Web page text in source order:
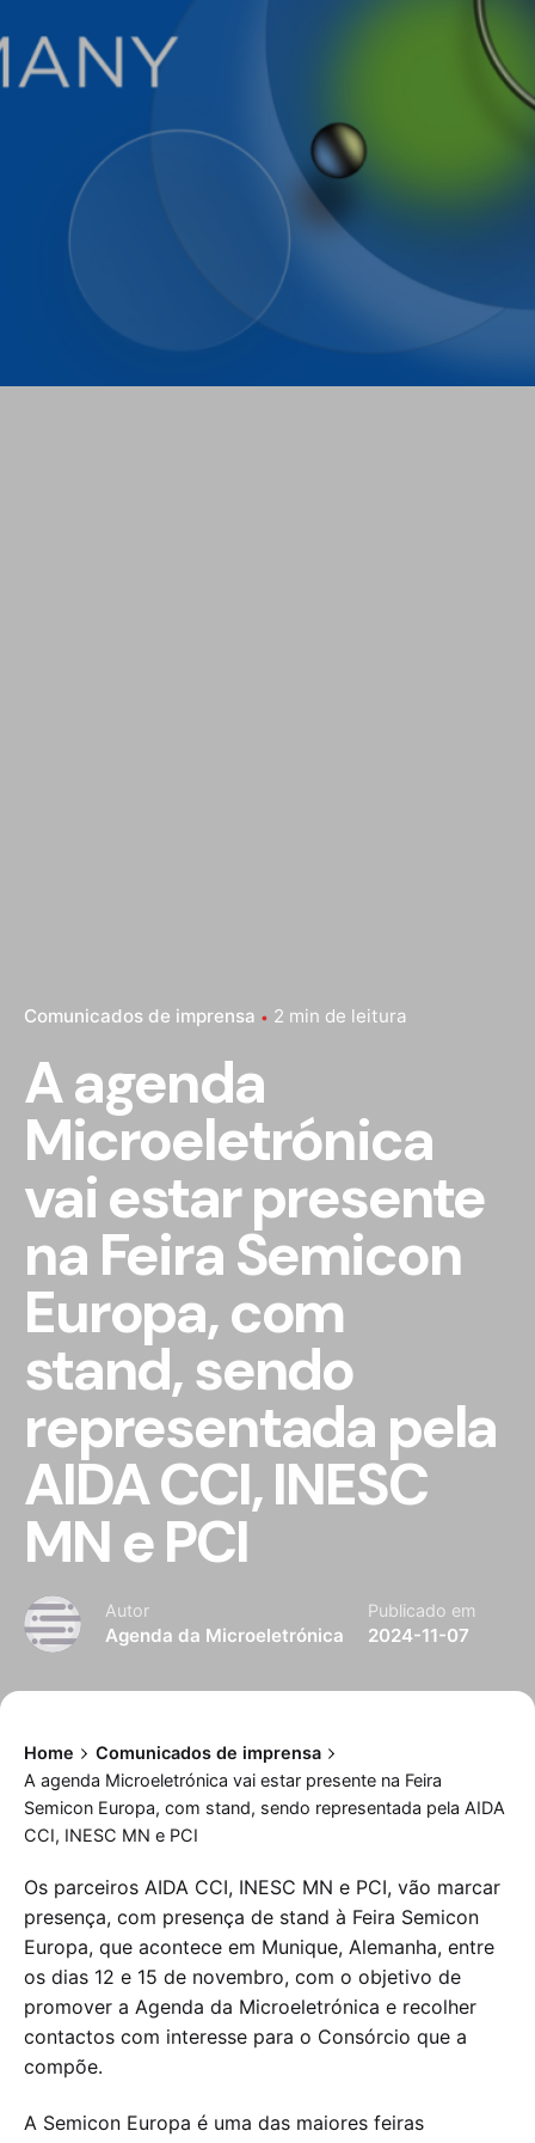
Comunicados de imprensa 2 min de leitura
A agenda
Microeletrónica
vai estar presente
na Feira Semicon
Europa, com
stand, sendo
representada pela
AIDA CCI, INESC
MN e PCI
Autor
Agenda da Microeletrónica
Publicado em
2024-11-07
Home
Comunicados de imprensa
A agenda Microeletrónica vai estar presente na Feira
Semicon Europa, com stand, sendo representada pela AIDA
CCI, INESC MN e PCI
Os parceiros AIDA CCI, INESC MN e PCI, vão marcar
presença, com presença de stand à Feira Semicon
Europa, que acontece em Munique, Alemanha, entre
os dias 12 e 15 de novembro, com o objetivo de
promover a Agenda da Microeletrónica e recolher
contactos com interesse para o Consórcio que a
compõe.
A Semicon Europa é uma das maiores feiras